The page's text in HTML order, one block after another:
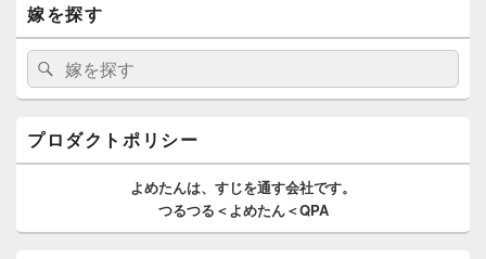
イ
ン
サ
ド
ー
ッ
嫁を探す
検
索:
検
索
プロダクトポリシー
よめたんは、 すじを通す会社です。
つるつる＜よめたん＜QPA